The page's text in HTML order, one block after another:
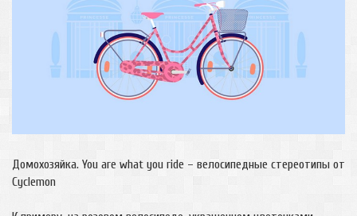
Домохозяйка. You are what you ride – велосипедные стереотипы от
Cyclemon